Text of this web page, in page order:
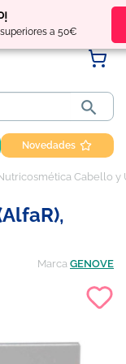
a 50€
compras

Novedades
Cabello y
Marca GENOVE